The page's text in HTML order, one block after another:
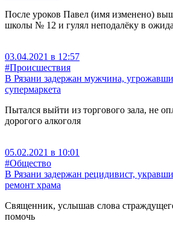
После уроков Павел (имя изменено)
школы № 12 и гулял неподалёку в
03.04.2021 в 12:57
#Происшествия
В Рязани задержан мужчина,
супермаркета
Пытался выйти из торгового зала, не
дорогого алкоголя
05.02.2021 в 10:01
#Общество
В Рязани задержан рецидивист,
ремонт храма
Священник, услышав слова
помочь